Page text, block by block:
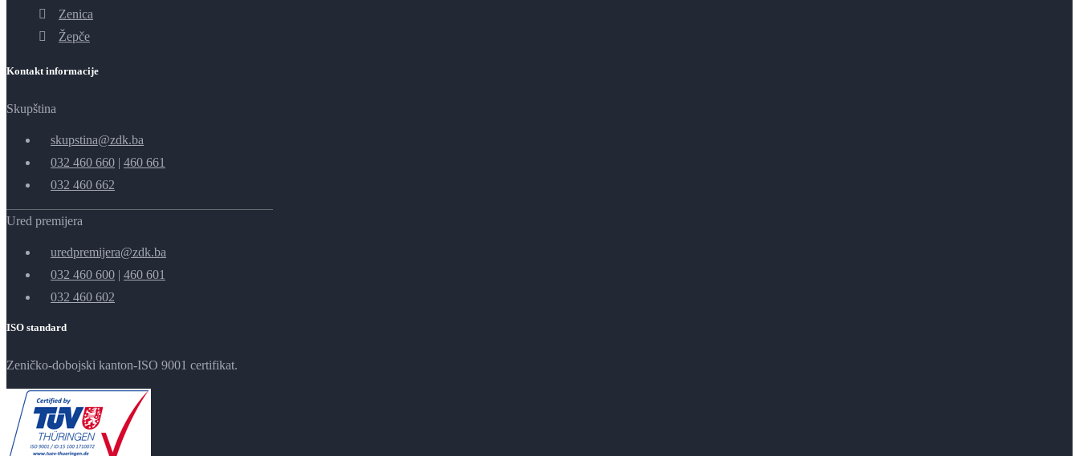
Zenica
Žepče
Kontakt informacije
Skupština
skupstina@zdk.ba
032 460 660 | 460 661
032 460 662
Ured premijera
uredpremijera@zdk.ba
032 460 600 | 460 601
032 460 602
ISO standard
Zeničko-dobojski kanton-ISO 9001 certifikat.